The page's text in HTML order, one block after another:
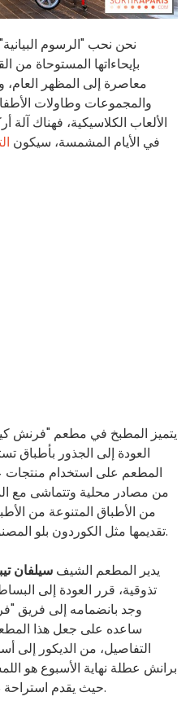
نحن نحب "الرسوم البيانية"
بإيحاءاتها المستوحاة من
معاصرة إلى المظهر العام،
والمجموعات وطاولات
الألعاب الكلاسيكية، فهناك آلة
في الأيام المشمسة، سيكون
يتميز المطبخ في مطعم "فرنش
العودة إلى الجذور بأطباق
المطعم على استخدام منتجات
من مصادر محلية وتتماشى مع
من الأطباق المتنوعة من
تقديمها مثل الكوردون بلو المصنوع منزلياً أو الأسياخ الكبيرة جداً.
يدير المطعم الشيف سيلفان
تذوقية، قرر العودة إلى
وجد بانضمامه إلى فريق
ساعده على جعل هذا
التفاصيل، من الديكور إلى
برانش عطلة نهاية الأسبوع هو
حيث يقدم استراحة دافئة للذواقة في جو من البهجة.